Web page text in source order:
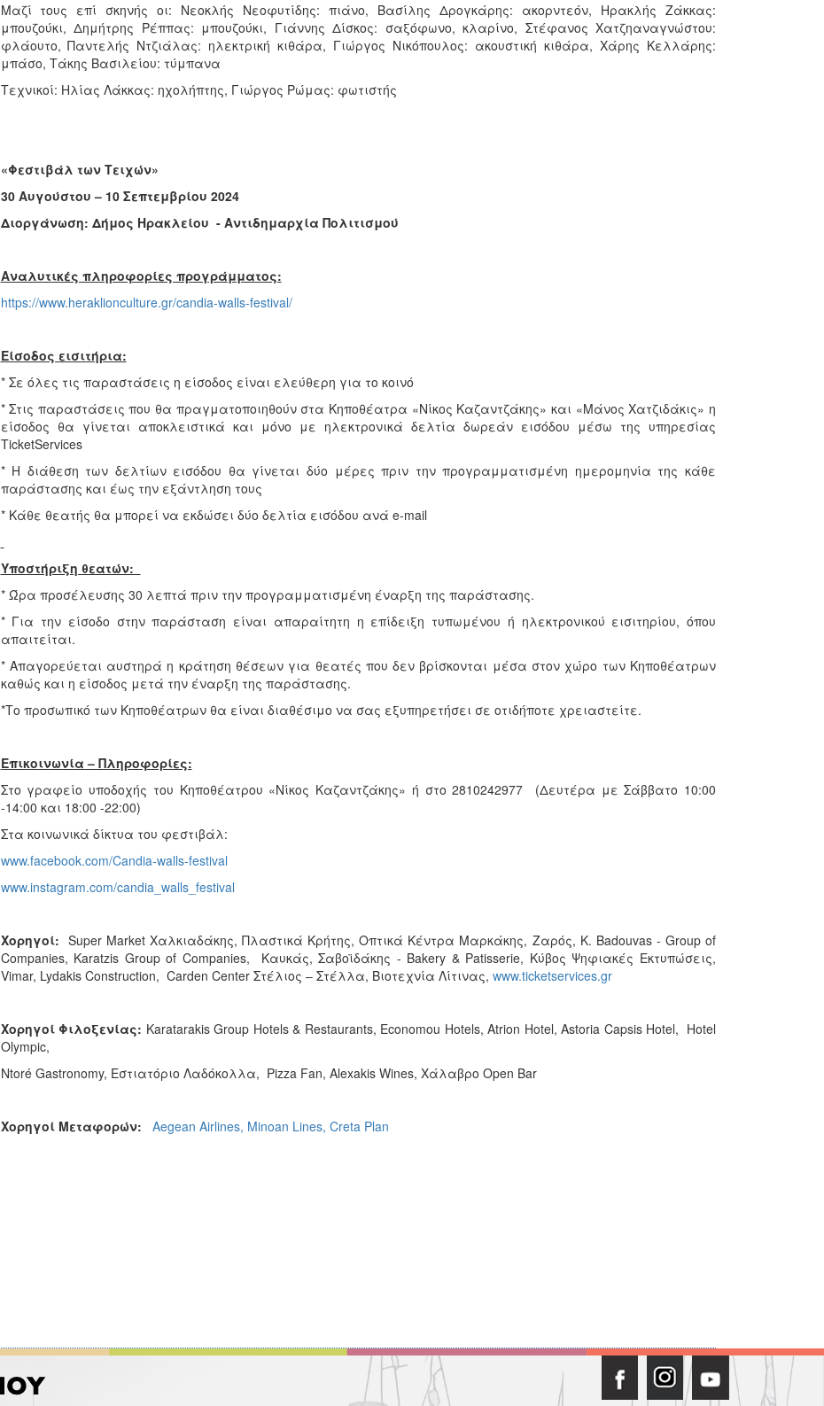
Μαζί τους επί σκηνής οι: Νεοκλής Νεοφυτίδης: πιάνο, Βασίλης Δρογκάρης: ακορντεόν, Ηρακλής Ζάκκας:
μπουζούκι, Δημήτρης Ρέππας: μπουζούκι, Γιάννης Δίσκος: σαξόφωνο, κλαρίνο, Στέφανος Χατζηαναγνώστου:
φλάουτο, Παντελής Ντζιάλας: ηλεκτρική κιθάρα, Γιώργος Νικόπουλος: ακουστική κιθάρα, Χάρης Κελλάρης:
μπάσο, Τάκης Βασιλείου: τύμπανα
Τεχνικοί: Ηλίας Λάκκας: ηχολήπτης, Γιώργος Ρώμας: φωτιστής
«Φεστιβάλ των Τειχών»
30 Αυγούστου – 10 Σεπτεμβρίου 2024
Διοργάνωση: Δήμος Ηρακλείου - Αντιδημαρχία Πολιτισμού
Αναλυτικές πληροφορίες προγράμματος:
https://www.heraklionculture.gr/candia-walls-festival/
Είσοδος εισιτήρια:
* Σε όλες τις παραστάσεις η είσοδος είναι ελεύθερη για το κοινό
* Στις παραστάσεις που θα πραγματοποιηθούν στα Κηποθέατρα «Νίκος Καζαντζάκης» και «Μάνος Χατζιδάκις» η
είσοδος θα γίνεται αποκλειστικά και μόνο με ηλεκτρονικά δελτία δωρεάν εισόδου μέσω της υπηρεσίας
TicketServices
* Η διάθεση των δελτίων εισόδου θα γίνεται δύο μέρες πριν την προγραμματισμένη ημερομηνία της κάθε
παράστασης και έως την εξάντληση τους
* Κάθε θεατής θα μπορεί να εκδώσει δύο δελτία εισόδου ανά e-mail
Υποστήριξη θεατών:
* Ώρα προσέλευσης 30 λεπτά πριν την προγραμματισμένη έναρξη της παράστασης.
* Για την είσοδο στην παράσταση είναι απαραίτητη η επίδειξη τυπωμένου ή ηλεκτρονικού εισιτηρίου, όπου
απαιτείται.
* Απαγορεύεται αυστηρά η κράτηση θέσεων για θεατές που δεν βρίσκονται μέσα στον χώρο των Κηποθέατρων
καθώς και η είσοδος μετά την έναρξη της παράστασης.
*Το προσωπικό των Κηποθέατρων θα είναι διαθέσιμο να σας εξυπηρετήσει σε οτιδήποτε χρειαστείτε.
Επικοινωνία – Πληροφορίες:
Στο γραφείο υποδοχής του Κηποθέατρου «Νίκος Καζαντζάκης» ή στο 2810242977 (Δευτέρα με Σάββατο 10:00
-14:00 και 18:00 -22:00)
Στα κοινωνικά δίκτυα του φεστιβάλ:
www.facebook.com/Candia-walls-festival
www.instagram.com/candia_walls_festival
Χορηγοί: Super Market Χαλκιαδάκης, Πλαστικά Κρήτης, Οπτικά Κέντρα Μαρκάκης, Ζαρός, K. Badouvas - Group of
Companies, Karatzis Group of Companies, Καυκάς, Σαβοϊδάκης - Bakery & Patisserie, Κύβος Ψηφιακές Εκτυπώσεις,
Vimar, Lydakis Construction, Carden Center Στέλιος – Στέλλα, Βιοτεχνία Λίτινας, www.ticketservices.gr
ΧορηγοίΦιλοξενίας: Karatarakis Group Hotels & Restaurants, Economou Hotels, Atrion Hotel, Astoria Capsis Hotel, Hotel
Olympic,
Ntoré Gastronomy, Εστιατόριο Λαδόκολλα, Pizza Fan, Alexakis Wines, Χάλαβρο Open Bar
ΧορηγοίΜεταφορών: Aegean Airlines, Minoan Lines, Creta Plan